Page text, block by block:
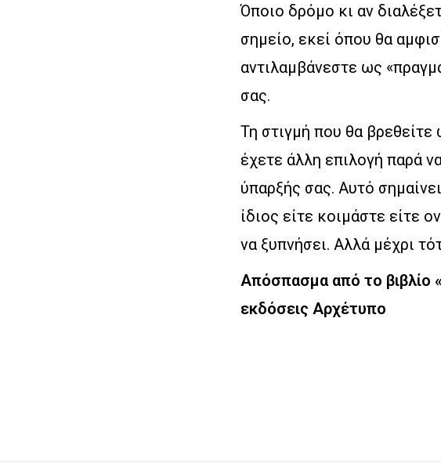
Όποιο δρόμο κι αν
σημείο, εκεί όπου θα
αντιλαμβάνεστε ως
σας.
Τη στιγμή που θα βρεθείτε
έχετε άλλη επιλογή παρά
ύπαρξής σας. Αυτό
ίδιος είτε κοιμάστε είτε
να ξυπνήσει. Αλλά μέχρι
Απόσπασμα από το βιβλίο
εκδόσεις Αρχέτυπο